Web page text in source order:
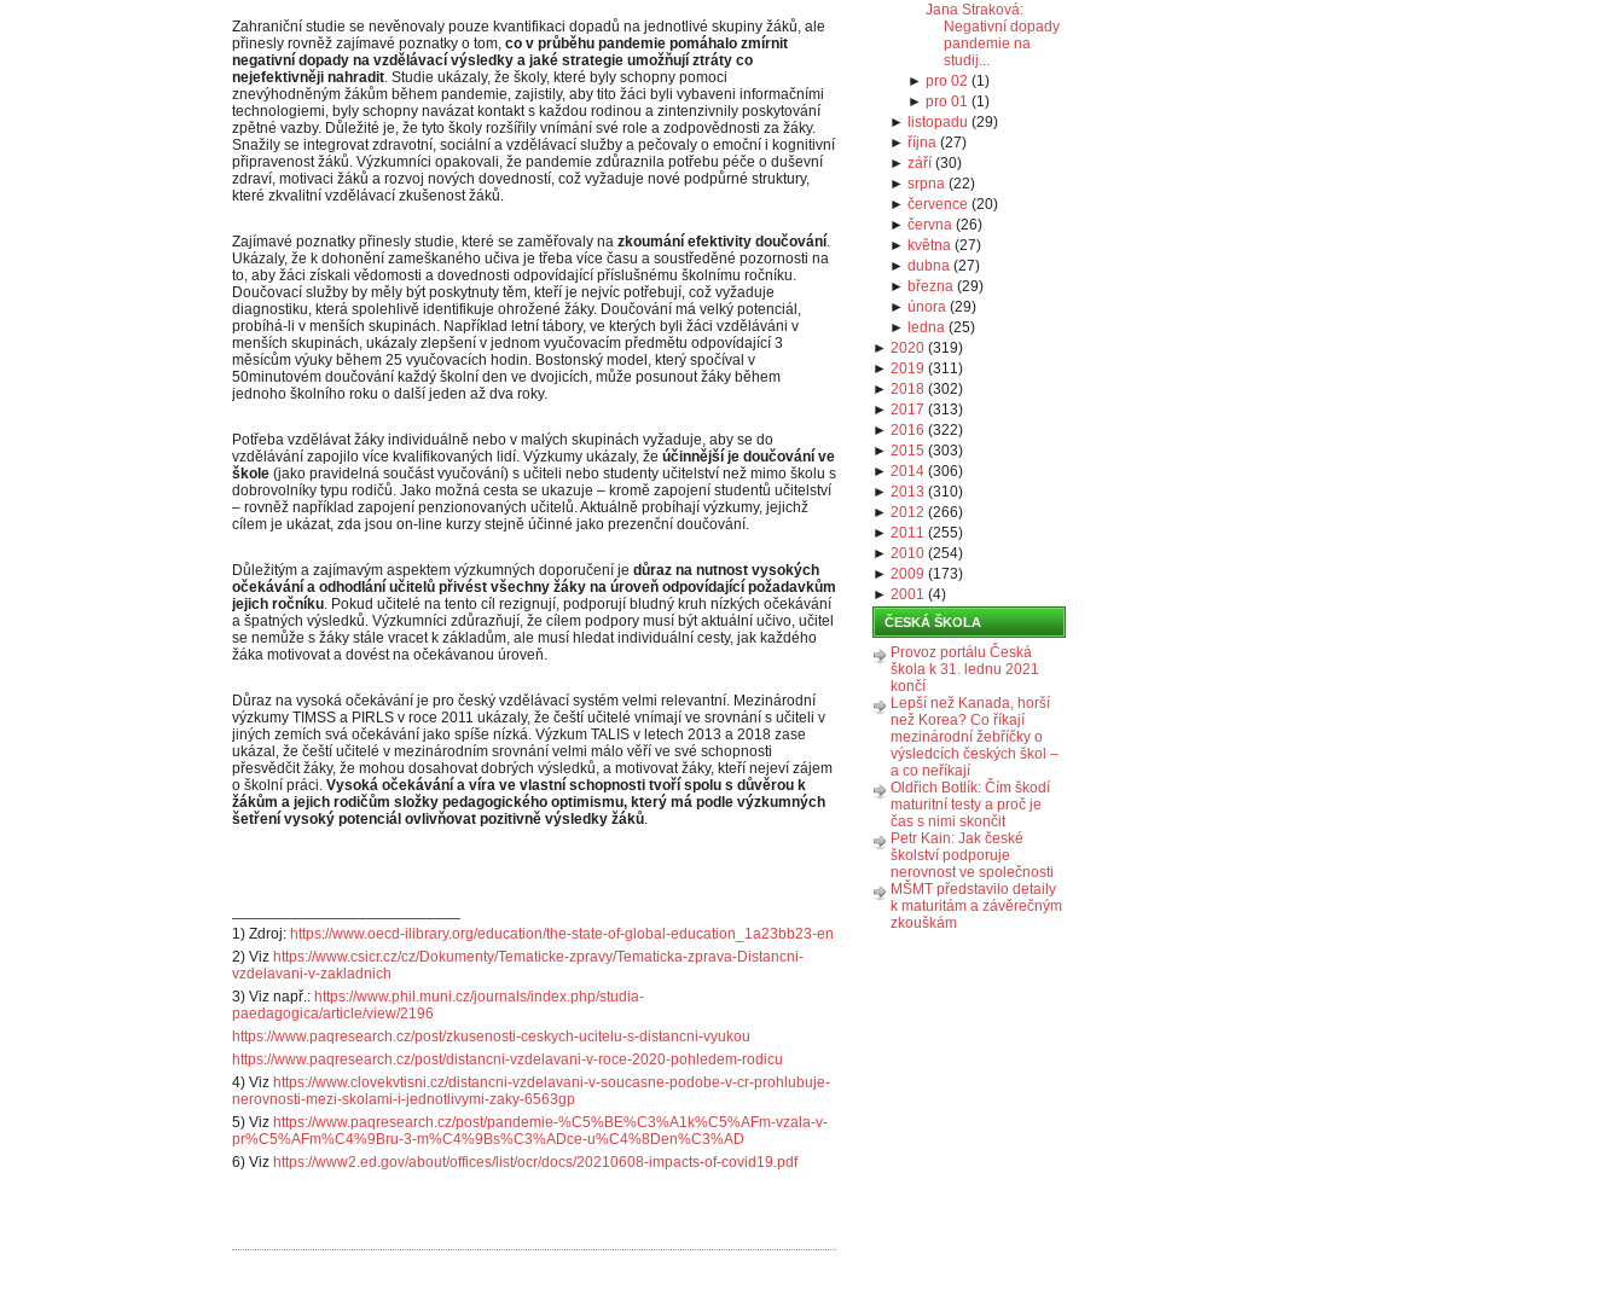
Zahraniční studie se nevěnovaly pouze kvantifikaci dopadů na jednotlivé skupiny žáků, ale
přinesly rovněž zajímavé poznatky o tom, co v průběhu pandemie pomáhalo zmírnit
negativní dopady na vzdělávací výsledky a jaké strategie umožňují ztráty co
nejefektivněji nahradit. Studie ukázaly, že školy, které byly schopny pomoci
znevýhodněným žákům během pandemie, zajistily, aby tito žáci byli vybaveni informačními
technologiemi, byly schopny navázat kontakt s každou rodinou a zintenzivnily poskytování
zpětné vazby. Důležité je, že tyto školy rozšířily vnímání své role a zodpovědnosti za žáky.
Snažily se integrovat zdravotní, sociální a vzdělávací služby a pečovaly o emoční i kognitivní
připravenost žáků. Výzkumníci opakovali, že pandemie zdůraznila potřebu péče o duševní
zdraví, motivaci žáků a rozvoj nových dovedností, což vyžaduje nové podpůrné struktury,
které zkvalitní vzdělávací zkušenost žáků.
Zajímavé poznatky přinesly studie, které se zaměřovaly na zkoumání efektivity doučování.
Ukázaly, že k dohonění zameškaného učiva je třeba více času a soustředěné pozornosti na
to, aby žáci získali vědomosti a dovednosti odpovídající příslušnému školnímu ročníku.
Doučovací služby by měly být poskytnuty těm, kteří je nejvíc potřebují, což vyžaduje
diagnostiku, která spolehlivě identifikuje ohrožené žáky. Doučování má velký potenciál,
probíhá-li v menších skupinách. Například letní tábory, ve kterých byli žáci vzděláváni v
menších skupinách, ukázaly zlepšení v jednom vyučovacím předmětu odpovídající 3
měsícům výuky během 25 vyučovacích hodin. Bostonský model, který spočíval v
50minutovém doučování každý školní den ve dvojicích, může posunout žáky během
jednoho školního roku o další jeden až dva roky.
Potřeba vzdělávat žáky individuálně nebo v malých skupinách vyžaduje, aby se do
vzdělávání zapojilo více kvalifikovaných lidí. Výzkumy ukázaly, že účinnější je doučování ve
škole (jako pravidelná součást vyučování) s učiteli nebo studenty učitelství než mimo školu s
dobrovolníky typu rodičů. Jako možná cesta se ukazuje – kromě zapojení studentů učitelství
– rovněž například zapojení penzionovaných učitelů. Aktuálně probíhají výzkumy, jejichž
cílem je ukázat, zda jsou on-line kurzy stejně účinné jako prezenční doučování.
Důležitým a zajímavým aspektem výzkumných doporučení je důraz na nutnost vysokých
očekávání a odhodlání učitelů přivést všechny žáky na úroveň odpovídající požadavkům
jejich ročníku. Pokud učitelé na tento cíl rezignují, podporují bludný kruh nízkých očekávání
a špatných výsledků. Výzkumníci zdůrazňují, že cílem podpory musí být aktuální učivo, učitel
se nemůže s žáky stále vracet k základům, ale musí hledat individuální cesty, jak každého
žáka motivovat a dovést na očekávanou úroveň.
Důraz na vysoká očekávání je pro český vzdělávací systém velmi relevantní. Mezinárodní
výzkumy TIMSS a PIRLS v roce 2011 ukázaly, že čeští učitelé vnímají ve srovnání s učiteli v
jiných zemích svá očekávání jako spíše nízká. Výzkum TALIS v letech 2013 a 2018 zase
ukázal, že čeští učitelé v mezinárodním srovnání velmi málo věří ve své schopnosti
přesvědčit žáky, že mohou dosahovat dobrých výsledků, a motivovat žáky, kteří nejeví zájem
o školní práci. Vysoká očekávání a víra ve vlastní schopnosti tvoří spolu s důvěrou k
žákům a jejich rodičům složky pedagogického optimismu, který má podle výzkumných
šetření vysoký potenciál ovlivňovat pozitivně výsledky žáků.
1) Zdroj: https://www.oecd-ilibrary.org/education/the-state-of-global-education_1a23bb23-en
2) Viz https://www.csicr.cz/cz/Dokumenty/Tematicke-zpravy/Tematicka-zprava-Distancni-
vzdelavani-v-zakladnich
3) Viz např.: https://www.phil.muni.cz/journals/index.php/studia-
paedagogica/article/view/2196
https://www.paqresearch.cz/post/zkusenosti-ceskych-ucitelu-s-distancni-vyukou
https://www.paqresearch.cz/post/distancni-vzdelavani-v-roce-2020-pohledem-rodicu
4) Viz https://www.clovekvtisni.cz/distancni-vzdelavani-v-soucasne-podobe-v-cr-prohlubuje-
nerovnosti-mezi-skolami-i-jednotlivymi-zaky-6563gp
5) Viz https://www.paqresearch.cz/post/pandemie-%C5%BE%C3%A1k%C5%AFm-vzala-v-
pr%C5%AFm%C4%9Bru-3-m%C4%9Bs%C3%ADce-u%C4%8Den%C3%AD
6) Viz https://www2.ed.gov/about/offices/list/ocr/docs/20210608-impacts-of-covid19.pdf
Jana Straková:
Negativní dopady
pandemie na
studij...
► pro 02 (1)
► pro 01 (1)
► listopadu (29)
►října (27)
►září (30)
►srpna (22)
►července (20)
►června (26)
► května (27)
►dubna (27)
► března (29)
►února (29)
► ledna (25)
► 2020 (319)
► 2019 (311)
► 2018 (302)
► 2017 (313)
► 2016 (322)
► 2015 (303)
► 2014 (306)
► 2013 (310)
► 2012 (266)
► 2011 (255)
► 2010 (254)
► 2009 (173)
► 2001 (4)
ČESKÁ ŠKOLA
Provoz portálu Česká
škola k 31. lednu 2021
končí
Lepší než Kanada, horší
než Korea? Co říkají
mezinárodní žebříčky o
výsledcích českých škol –
a co neříkají
Oldřich Botlík: Čím škodí
maturitní testy a proč je
čas s nimi skončit
Petr Kain: Jak české
školství podporuje
nerovnost ve společnosti
MŠMT představilo detaily
k maturitám a závěrečným
zkouškám